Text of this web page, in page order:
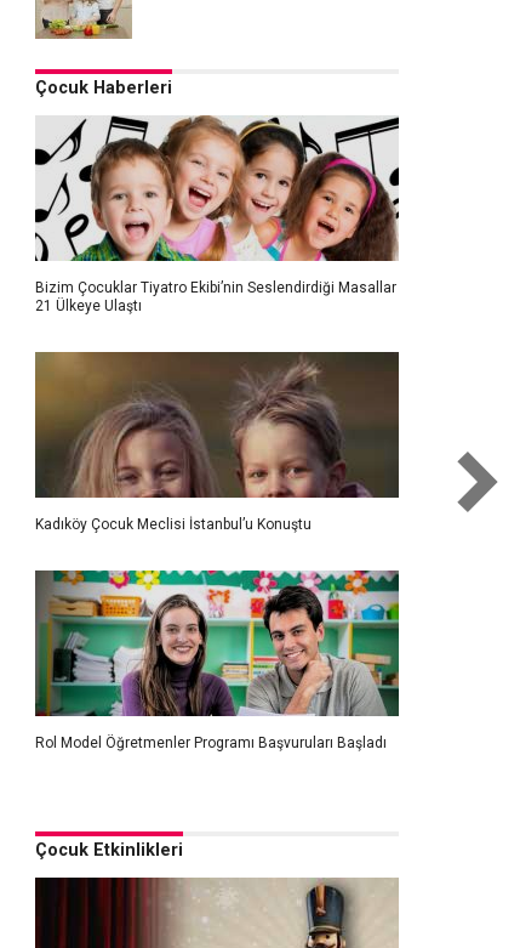
Çocuk Haberleri
Bizim Çocuklar Tiyatro Ekibi’nin Seslendirdiği Masallar
21 Ülkeye Ulaştı
Kadıköy Çocuk Meclisi İstanbul’u Konuştu
Rol Model Öğretmenler Programı Başvuruları Başladı
Çocuk Etkinlikleri